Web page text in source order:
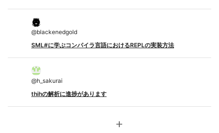
@blackenedgold
SML#に学ぶコンパイラ言語におけるREPLの実装方法
@h_sakurai
thihの解析に進捗があります
add